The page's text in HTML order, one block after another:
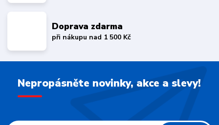
Doprava zdarma
při nákupu nad 1 500 Kč
Nepropásněte novinky, akce a slevy!